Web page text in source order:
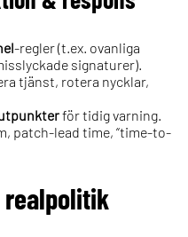
-regler (t.ex. ovanliga
signaturer).
tjänst, rotera nycklar,
för tidig varning.
patch-lead time, “time-to-
realpolitik